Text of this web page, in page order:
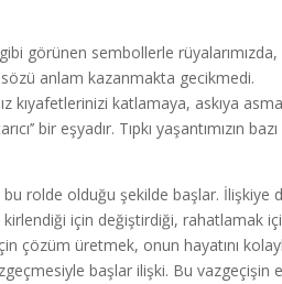
görünen sembollerle
sözü anlam kazanmakta gecikmedi.
kıyafetlerinizi katlamaya, askıya
bir eşyadır. Tıpkı yaşantımızın
rolde olduğu şekilde başlar. İlişkiye
için değiştirdiği, rahatlamak
çözüm üretmek, onun hayatını
başlar ilişki. Bu vazgeçişin